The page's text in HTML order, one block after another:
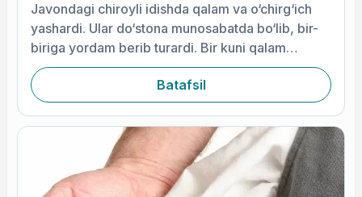
Javondagi chiroyli idishda qalam va o‘chirg‘ich
yashardi. Ular do‘stona munosabatda bo‘lib, bir-
biriga yordam berib turardi. Bir kuni qalam
suhbatini uzr so‘rashdan boshladi
Batafsil